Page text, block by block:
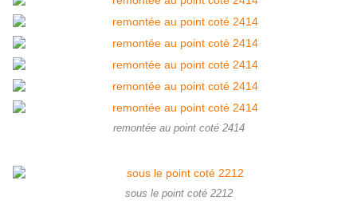
remontée au point coté 2414
sous le point coté 2212